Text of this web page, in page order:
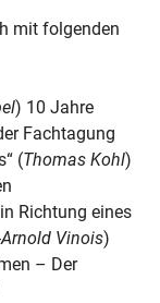
mit folgenden
) 10 Jahre
Fachtagung
(Thomas Kohl)
Richtung eines
Vinois)
– Der